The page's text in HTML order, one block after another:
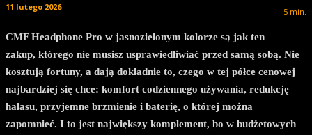
5 min.
11 lutego 2026
CMF Headphone Pro w jasnozielonym kolorze są jak ten
zakup, którego nie musisz usprawiedliwiać przed samą sobą. Nie
kosztują fortuny, a dają dokładnie to, czego w tej półce cenowej
najbardziej się chce: komfort codziennego używania, redukcję
hałasu, przyjemne brzmienie i baterię, o której można
zapomnieć. I to jest największy komplement, bo w budżetowych